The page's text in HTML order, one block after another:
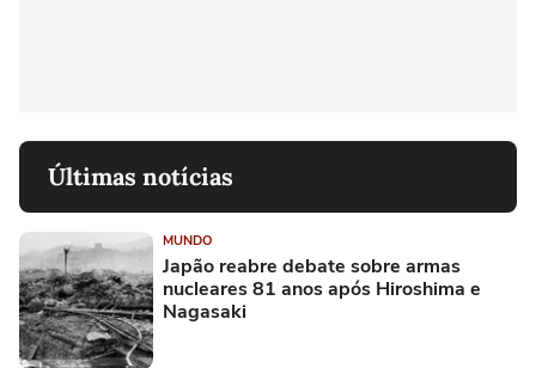
Últimas notícias
MUNDO
Japão reabre debate sobre armas
nucleares 81 anos após Hiroshima e
Nagasaki